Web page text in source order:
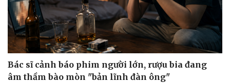
Bác sĩ cảnh báo phim người lớn, rượu bia đang
âm thầm bào mòn "bản lĩnh đàn ông"